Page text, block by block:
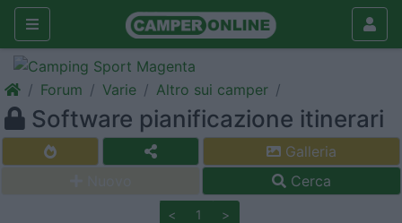
Forum Varie Altro sui camper
Software pianificazione itinerari
Galleria
Cerca
< 1 >